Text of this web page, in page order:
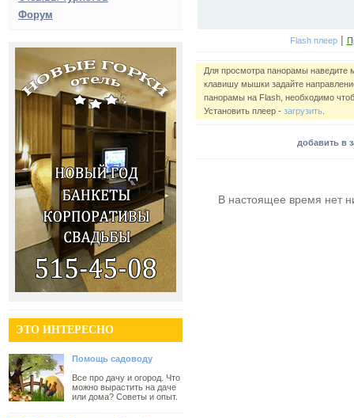
Форум
ЭТО ИНТЕРЕСНО
Помощь садоводу
Все про дачу и огород. Что
можно вырастить на даче
или дома? Советы и опыт.
Flash плеер|
Для просмотра панорамы
клавишу мышки задайте
панорамы на Flash, необходимо
Установить плеер - загрузить
добавить в
В настоящее время нет